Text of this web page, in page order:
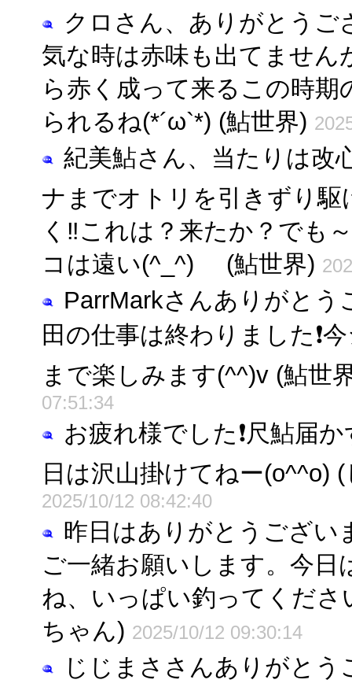
クロさん、ありがとうご
気な時は赤味も出てません
ら赤く成って来るこの時期
られるね(*´ω`*) (鮎世界)
紀美鮎さん、当たりは改
ナまでオトリを引きずり駆
く‼️これは？来たか？でも
コは遠い(^_^)ゞ (鮎世界)
ParrMarkさんありがとう
田の仕事は終わりました❗
まで楽しみます(^^)v (鮎世
07:51:34
お疲れ様でした❗️尺鮎届
日は沢山掛けてねー(o^^o)
2025/10/12 08:42:40
昨日はありがとうござい
ご一緒お願いします。今日
ね、いっぱい釣ってくださ
ちゃん) 2025/10/12 09:30:14
じじまささんありがとう